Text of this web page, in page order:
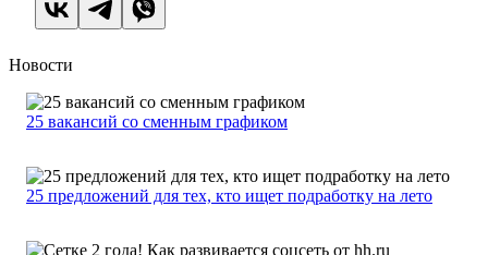
Новости
25 вакансий со сменным графиком
25 предложений для тех, кто ищет подработку на лето